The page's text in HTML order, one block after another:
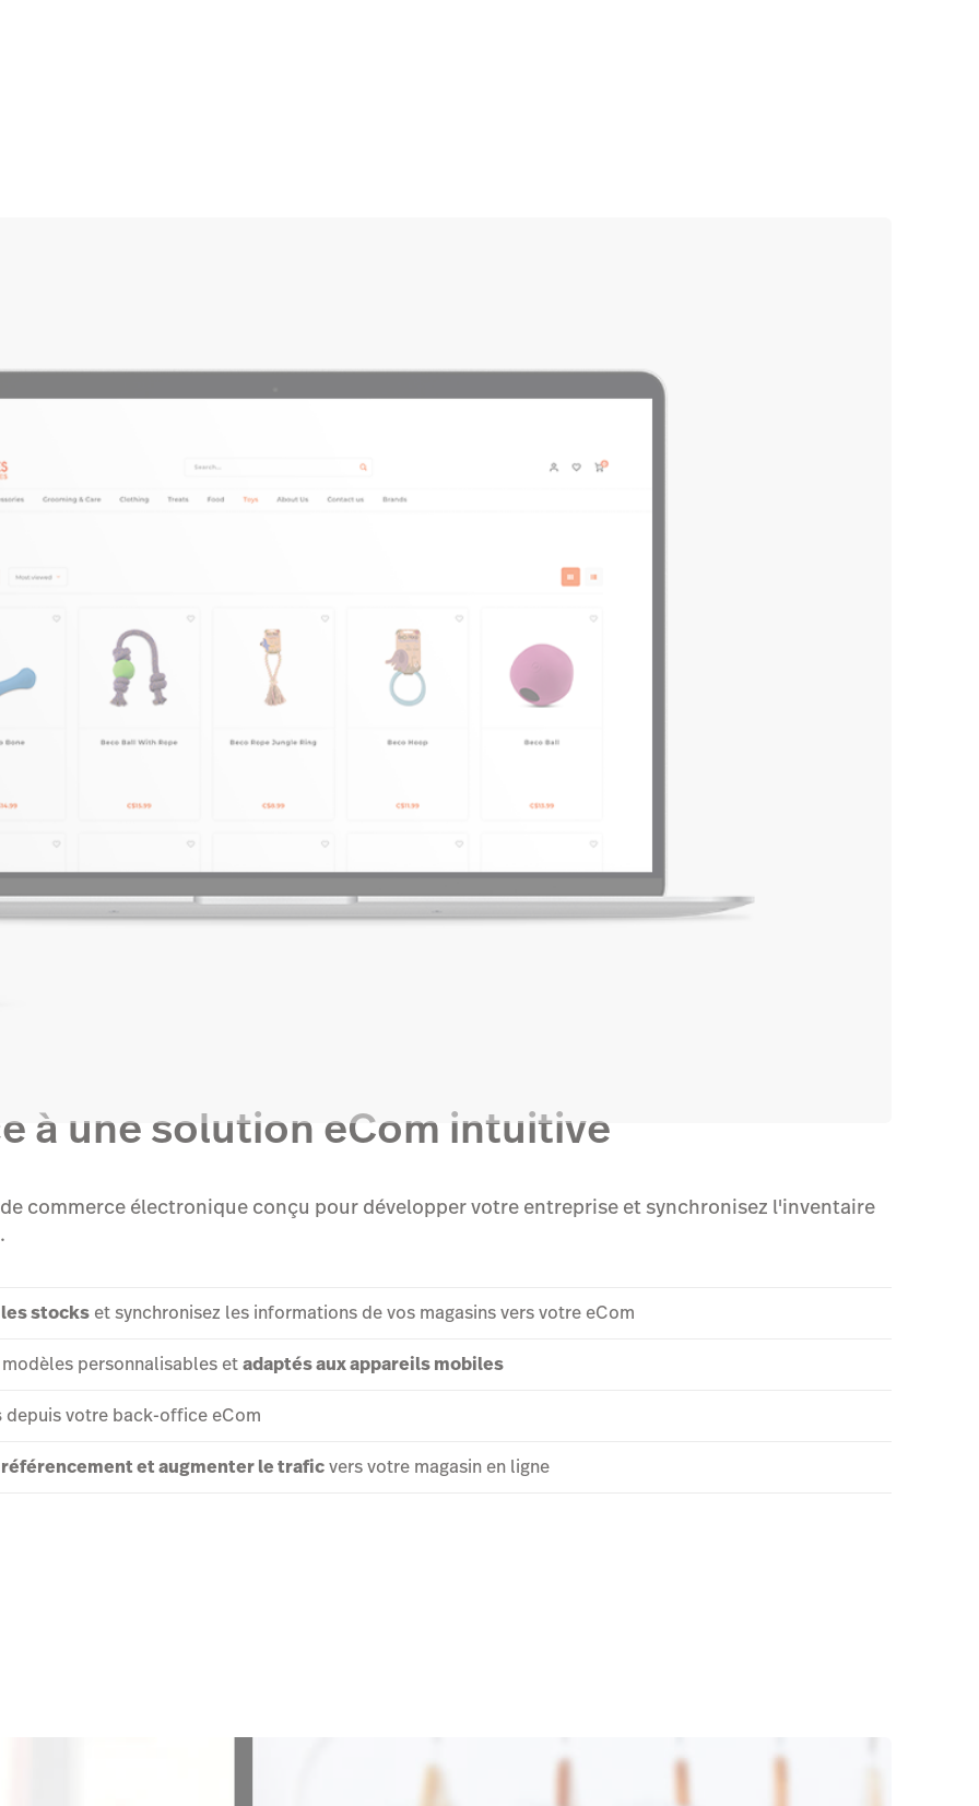
à une solution eCom intuitive
commerce électronique conçu pour développer votre entreprise et synchronisez l'inventaire
stocks et synchronisez les informations de vos magasins vers votre eCom
personnalisables etadaptés aux appareils mobiles
depuis votre back-office eCom
et augmenter le traficvers votre magasin en ligne